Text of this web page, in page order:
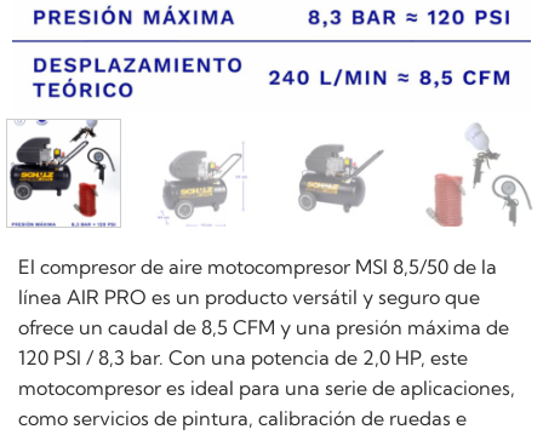
El compresor de aire motocompresor MSI 8,5/50 de la
línea AIR PRO es un producto versátil y seguro que
ofrece un caudal de 8,5 CFM y una presión máxima de
120 PSI / 8,3 bar. Con una potencia de 2,0 HP, este
motocompresor es ideal para una serie de aplicaciones,
como servicios de pintura, calibración de ruedas e